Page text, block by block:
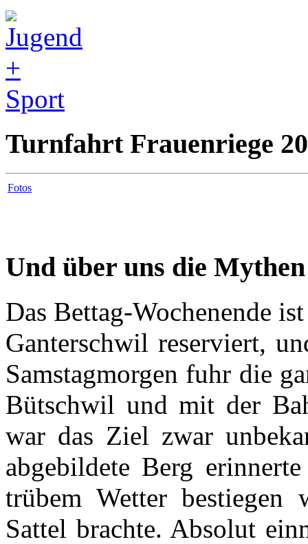
Turnfahrt Frauenriege
Fotos
Und über uns die Mythen
Das Bettag-Wochenende
Ganterschwil reserviert,
Samstagmorgen fuhr die
Bütschwil und mit der
war das Ziel zwar
abgebildete Berg
trübem Wetter bestiegen
Sattel brachte. Absolut